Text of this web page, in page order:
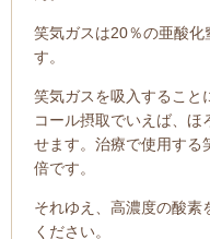
笑気ガスは20％の亜酸
す。
笑気ガスを吸入すること
コール摂取でいえば、ほ
せます。治療で使用する
倍です。
それゆえ、高濃度の酸素
ください。